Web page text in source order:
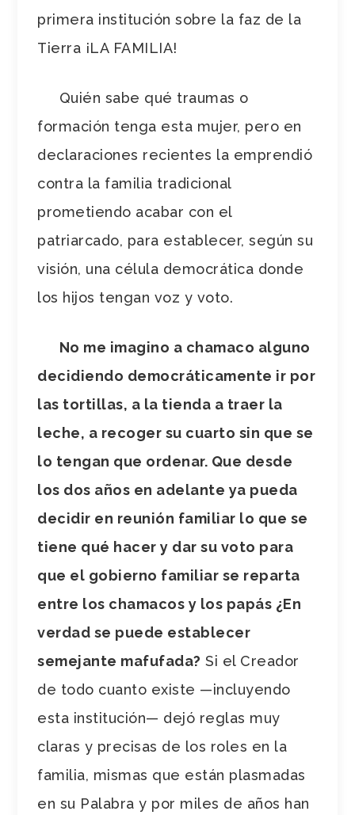
primera institución sobre la faz de la
Tierra ¡LA FAMILIA!
Quién sabe qué traumas o
formación tenga esta mujer, pero en
declaraciones recientes la emprendió
contra la familia tradicional
prometiendo acabar con el
patriarcado, para establecer, según su
visión, una célula democrática donde
los hijos tengan voz y voto.
No me imagino a chamaco alguno
decidiendo democráticamente ir por
las tortillas, a la tienda a traer la
leche, a recoger su cuarto sin que se
lo tengan que ordenar. Que desde
los dos años en adelante ya pueda
decidir en reunión familiar lo que se
tiene qué hacer y dar su voto para
que el gobierno familiar se reparta
entre los chamacos y los papás ¿En
verdad se puede establecer
semejante mafufada? Si el Creador
de todo cuanto existe —incluyendo
esta institución— dejó reglas muy
claras y precisas de los roles en la
familia, mismas que están plasmadas
en su Palabra y por miles de años han